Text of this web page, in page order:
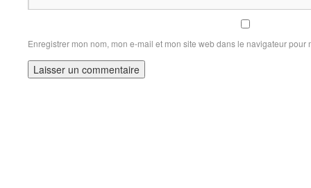
Enregistrer mon nom, mon e-mail et mon site web dans le navigateur pour